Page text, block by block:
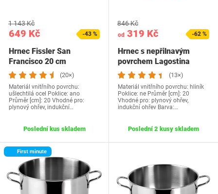
649 Kč
1 143 Kč
-43 %
Hrnec Fissler San
Francisco 20 cm
(20×)
Materiál vnitřního povrchu:
ušlechtilá ocel Poklice: ano
Průměr [cm]: 20 Vhodné pro:
plynový ohřev, indukční…
Poslední kus skladem
od 319 Kč
846 Kč
-62 %
Hrnec s nepřilnavým
povrchem Lagostina
(13×)
Materiál vnitřního povrchu: hliník
Poklice: ne Průměr [cm]: 20
Vhodné pro: plynový ohřev,
indukční ohřev Barva:…
Poslední 2 kusy skladem
First minute